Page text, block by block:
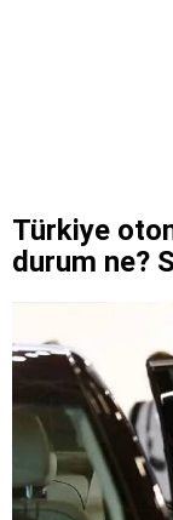
Türkiye
durum ne?